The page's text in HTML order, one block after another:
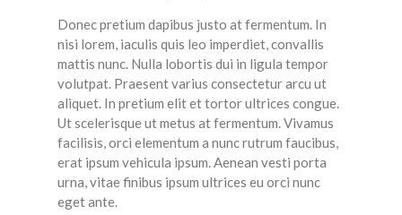
Donec pretium dapibus justo at fermentum. In
nisi lorem, iaculis quis leo imperdiet, convallis
mattis nunc. Nulla lobortis dui in ligula tempor
volutpat. Praesent varius consectetur arcu ut
aliquet. In pretium elit et tortor ultrices congue.
Ut scelerisque ut metus at fermentum. Vivamus
facilisis, orci elementum a nunc rutrum faucibus,
erat ipsum vehicula ipsum. Aenean vesti porta
urna, vitae finibus ipsum ultrices eu orci nunc
eget ante.